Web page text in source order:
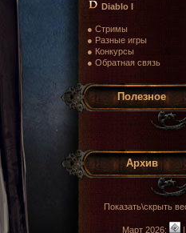
Diablo I
● Стримы
● Разные игры
● Конкурсы
● Обратная связь
Полезное
Архив
Показать\скрыть
Март 2026:
|